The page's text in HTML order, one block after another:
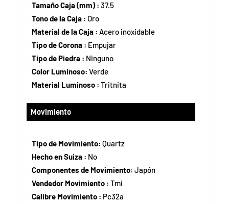
Tamaño Caja (mm) :37.5
Tono de la Caja : Oro
Material de la Caja :Acero inoxidable
Tipo de Corona : Empujar
Tipo de Piedra : Ninguno
Color Luminoso:Verde
Material Luminoso :Tritnita
Movimiento
Tipo de Movimiento:Quartz
Hecho en Suiza : No
Componentes de Movimiento:Japón
Vendedor Movimiento :Tmi
Calibre Movimiento : Pc32a